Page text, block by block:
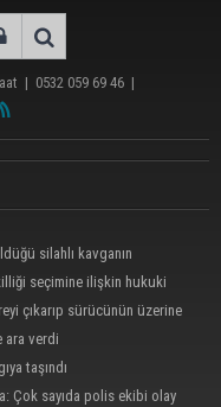
| 0532 059 69 46 |
silahlı kavganın
seçimine ilişkin hukuki
çıkarıp sürücünün üzerine
ara verdi
taşındı
Çok sayıda polis ekibi olay